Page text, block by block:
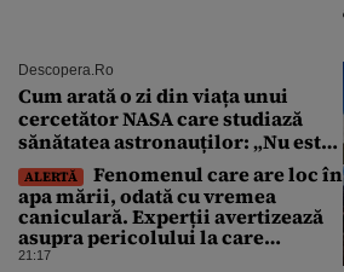
Descopera.ro
Cum arată o zi din viața unui
cercetător NASA care studiază
sănătatea astronauților: „Nu este
o știință complicată”
ALERTĂ
Fenomenul care are loc în
apa mării, odată cu vremea
caniculară. Experții avertizează
asupra pericolului la care
oamenii pot fi expuși
21:17